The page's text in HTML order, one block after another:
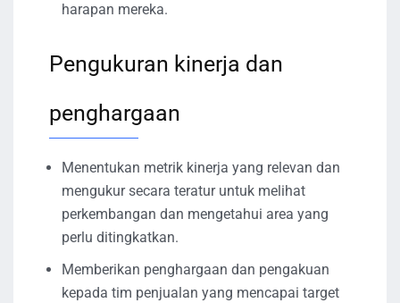
harapan mereka.
Pengukuran kinerja dan
penghargaan
Menentukan metrik kinerja yang relevan dan
mengukur secara teratur untuk melihat
perkembangan dan mengetahui area yang
perlu ditingkatkan.
Memberikan penghargaan dan pengakuan
kepada tim penjualan yang mencapai target